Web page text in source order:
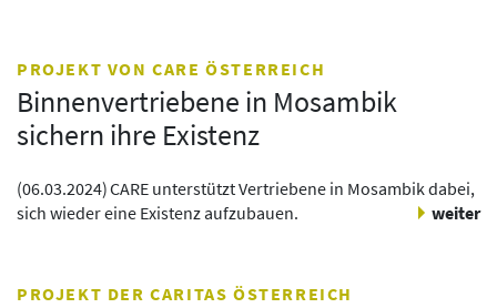
PROJEKT VON CARE ÖSTERREICH
Binnenvertriebene in Mosambik
sichern ihre Existenz
(06.03.2024)CARE unterstützt Vertriebene in Mosambik dabei,
sich wieder eine Existenz aufzubauen.
weiter
PROJEKT DER CARITAS ÖSTERREICH